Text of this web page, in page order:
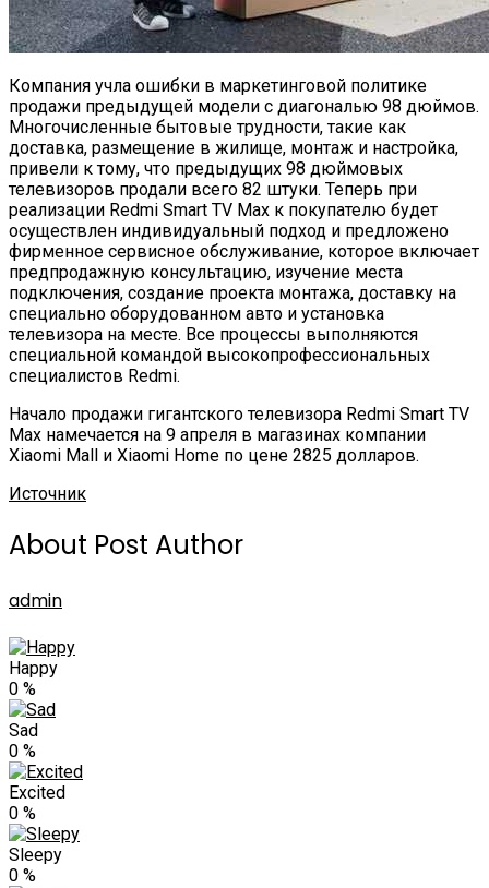
Компания учла ошибки в маркетинговой политике
продажи предыдущей модели с диагональю 98 дюймов.
Многочисленные бытовые трудности, такие как
доставка, размещение в жилище, монтаж и настройка,
привели к тому, что предыдущих 98 дюймовых
телевизоров продали всего 82 штуки. Теперь при
реализации Redmi Smart TV Max к покупателю будет
осуществлен индивидуальный подход и предложено
фирменное сервисное обслуживание, которое включает
предпродажную консультацию, изучение места
подключения, создание проекта монтажа, доставку на
специально оборудованном авто и установка
телевизора на месте. Все процессы выполняются
специальной командой высокопрофессиональных
специалистов Redmi.
Начало продажи гигантского телевизора Redmi Smart TV
Max намечается на 9 апреля в магазинах компании
Xiaomi Mall и Xiaomi Home по цене 2825 долларов.
Источник
About Post Author
admin
Happy
0 %
Sad
0 %
Excited
0 %
Sleepy
0 %